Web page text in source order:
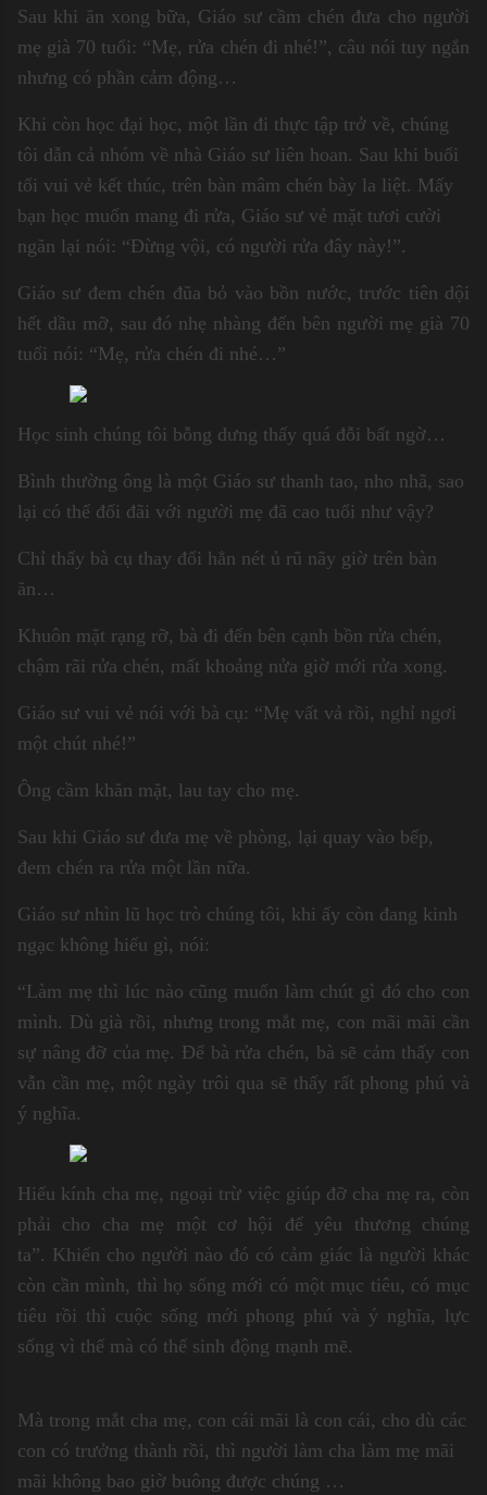
Sau khi ăn xong bữa, Giáo sư cầm chén đưa cho người
mẹ già 70 tuổi: “Mẹ, rửa chén đi nhé!”, câu nói tuy ngắn
nhưng có phần cảm động…
Khi còn học đại học, một lần đi thực tập trở về, chúng
tôi dẫn cả nhóm về nhà Giáo sư liên hoan. Sau khi buổi
tối vui vẻ kết thúc, trên bàn mâm chén bày la liệt. Mấy
bạn học muốn mang đi rửa, Giáo sư vẻ mặt tươi cười
ngăn lại nói: “Đừng vội, có người rửa đây này!”.
Giáo sư đem chén đũa bỏ vào bồn nước, trước tiên dội
hết dầu mỡ, sau đó nhẹ nhàng đến bên người mẹ già 70
tuổi nói: “Mẹ, rửa chén đi nhé…”
Học sinh chúng tôi bỗng dưng thấy quá đỗi bất ngờ…
Bình thường ông là một Giáo sư thanh tao, nho nhã, sao
lại có thể đối đãi với người mẹ đã cao tuổi như vậy?
Chỉ thấy bà cụ thay đổi hẳn nét ủ rũ nãy giờ trên bàn
ăn…
Khuôn mặt rạng rỡ, bà đi đến bên cạnh bồn rửa chén,
chậm rãi rửa chén, mất khoảng nửa giờ mới rửa xong.
Giáo sư vui vẻ nói với bà cụ: “Mẹ vất vả rồi, nghỉ ngơi
một chút nhé!”
Ông cầm khăn mặt, lau tay cho mẹ.
Sau khi Giáo sư đưa mẹ về phòng, lại quay vào bếp,
đem chén ra rửa một lần nữa.
Giáo sư nhìn lũ học trò chúng tôi, khi ấy còn đang kinh
ngạc không hiểu gì, nói:
“Làm mẹ thì lúc nào cũng muốn làm chút gì đó cho con
mình. Dù già rồi, nhưng trong mắt mẹ, con mãi mãi cần
sự nâng đỡ của mẹ. Để bà rửa chén, bà sẽ cảm thấy con
vẫn cần mẹ, một ngày trôi qua sẽ thấy rất phong phú và
ý nghĩa.
Hiếu kính cha mẹ, ngoại trừ việc giúp đỡ cha mẹ ra, còn
phải cho cha mẹ một cơ hội để yêu thương chúng
ta”. Khiến cho người nào đó có cảm giác là người khác
còn cần mình, thì họ sống mới có một mục tiêu, có mục
tiêu rồi thì cuộc sống mới phong phú và ý nghĩa, lực
sống vì thế mà có thể sinh động mạnh mẽ.
Mà trong mắt cha mẹ, con cái mãi là con cái, cho dù các
con có trưởng thành rồi, thì người làm cha làm mẹ mãi
mãi không bao giờ buông được chúng …